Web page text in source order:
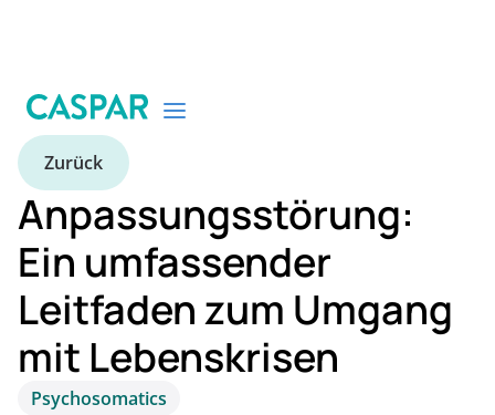
Zurück
Anpassungsstörung:
Ein umfassender
Leitfaden zum Umgang
mit Lebenskrisen
Psychosomatics